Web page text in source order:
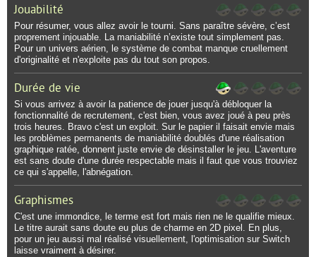
Jouabilité
Pour résumer, vous allez avoir le tourni. Sans paraître sévère, c’est
proprement injouable. La maniabilité n’existe tout simplement pas.
Pour un univers aérien, le système de combat manque cruellement
d'originalité et n'exploite pas du tout son propos.
Durée de vie
Si vous arrivez à avoir la patience de jouer jusqu'à débloquer la
fonctionnalité de recrutement, c'est bien, vous avez joué à peu près
trois heures. Bravo c'est un exploit. Sur le papier il faisait envie mais
les problèmes permanents de maniabilité doublés d'une réalisation
graphique ratée, donnent juste envie de désinstaller le jeu. L'aventure
est sans doute d'une durée respectable mais il faut que vous trouviez
ce qui s'appelle, l'abnégation.
Graphismes
C'est une immondice, le terme est fort mais rien ne le qualifie mieux.
Le titre aurait sans doute eu plus de charme en 2D pixel. En plus,
pour un jeu aussi mal réalisé visuellement, l'optimisation sur Switch
laisse vraiment à désirer.